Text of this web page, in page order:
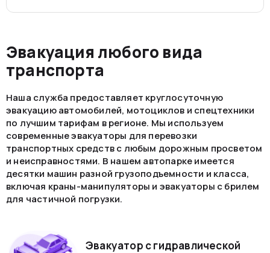
Эвакуация любого вида
транспорта
Наша служба предоставляет круглосуточную
эвакуацию автомобилей, мотоциклов и спецтехники
по лучшим тарифам в регионе. Мы используем
современные эвакуаторы для перевозки
транспортных средств с любым дорожным просветом
и неисправностями. В нашем автопарке имеется
десятки машин разной грузоподъемности и класса,
включая краны-манипуляторы и эвакуаторы с брилем
для частичной погрузки.
Эвакуатор с гидравлической